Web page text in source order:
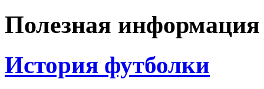
Полезная информация
История футболки